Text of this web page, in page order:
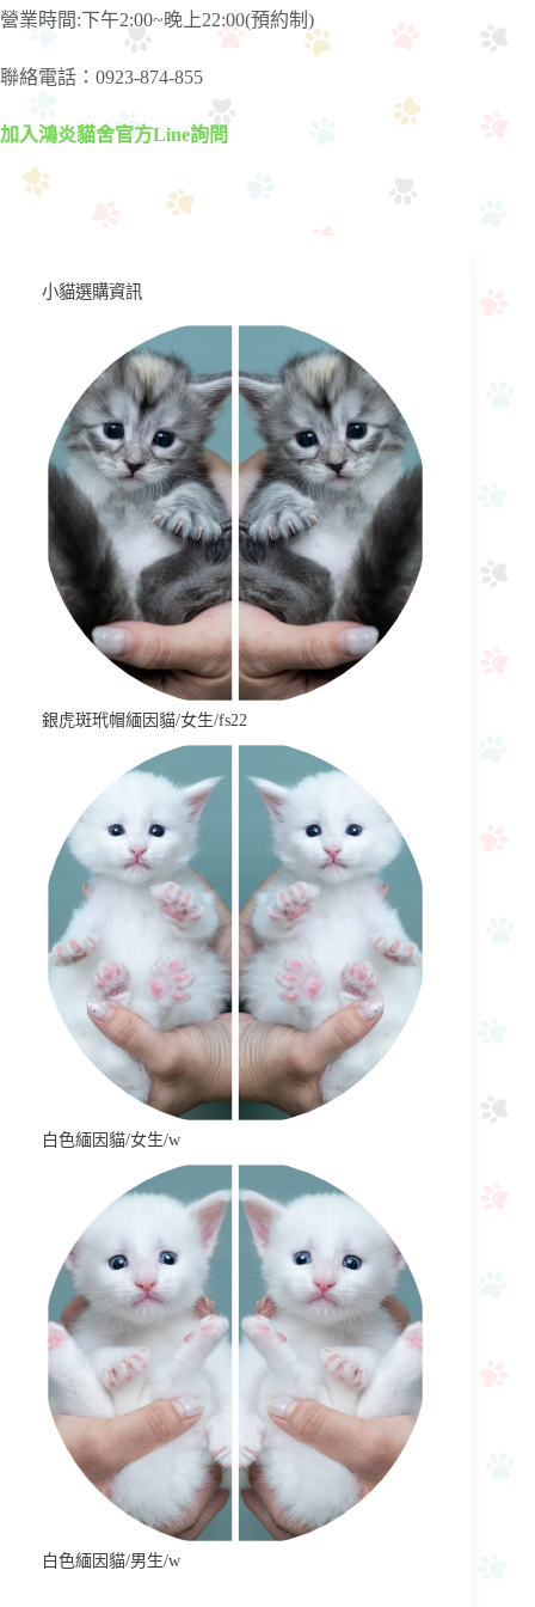
營業時間:下午2:00~晚上22:00(預約制)
聯絡電話：0923-874-855
加入鴻炎貓舍官方Line詢問
小貓選購資訊
銀虎斑玳帽緬因貓/女生/fs22
白色緬因貓/女生/w
白色緬因貓/男生/w